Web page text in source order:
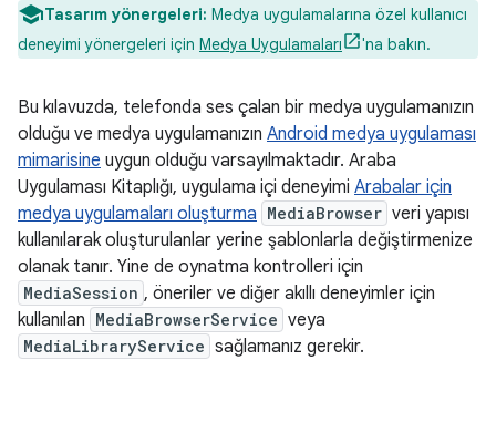
Tasarım yönergeleri: Medya uygulamalarına özel kullanıcı
deneyimi yönergeleri için Medya Uygulamaları 'na bakın.
Bu kılavuzda, telefonda ses çalan bir medya uygulamanızın
olduğu ve medya uygulamanızın Android medya uygulaması
mimarisine uygun olduğu varsayılmaktadır. Araba
Uygulaması Kitaplığı, uygulama içi deneyimi Arabalar için
medya uygulamaları oluşturma MediaBrowser veri yapısı
kullanılarak oluşturulanlar yerine şablonlarla değiştirmenize
olanak tanır. Yine de oynatma kontrolleri için
MediaSession , öneriler ve diğer akıllı deneyimler için
kullanılan MediaBrowserService veya
MediaLibraryService sağlamanız gerekir.